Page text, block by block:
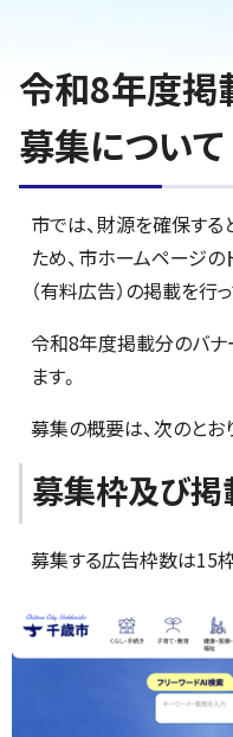
令和8年度掲
募集について
市では、財源を確保す
ため、市ホームページ
（有料広告）の掲載を行
令和8年度掲載分のバ
ます。
募集の概要は、次のとお
募集枠及び掲
募集する広告枠数は15枠